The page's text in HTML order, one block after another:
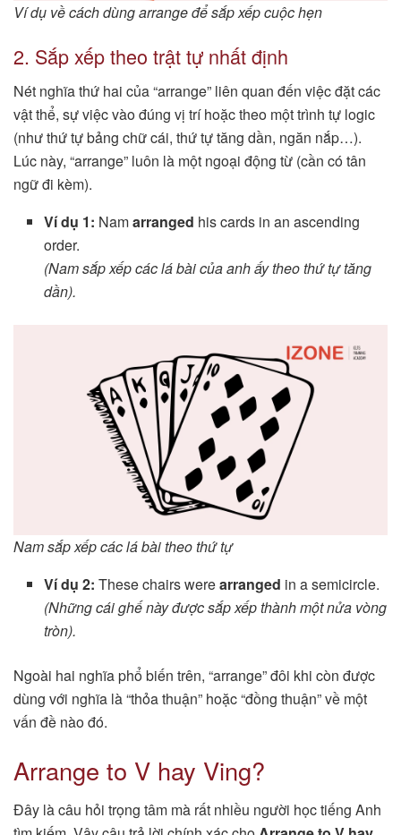
Ví dụ về cách dùng arrange để sắp xếp cuộc hẹn
2. Sắp xếp theo trật tự nhất định
Nét nghĩa thứ hai của “arrange” liên quan đến việc đặt các
vật thể, sự việc vào đúng vị trí hoặc theo một trình tự logic
(như thứ tự bảng chữ cái, thứ tự tăng dần, ngăn nắp…).
Lúc này, “arrange” luôn là một ngoại động từ (cần có tân
ngữ đi kèm).
Ví dụ 1: Namarranged his cards in an ascending
order.
(Nam sắp xếp các lá bài của anh ấy theo thứ tự tăng
dần).
Nam sắp xếp các lá bài theo thứ tự
Ví dụ 2: These chairs werearranged in a semicircle.
(Những cái ghế này được sắp xếp thành một nửa vòng
tròn).
Ngoài hai nghĩa phổ biến trên, “arrange” đôi khi còn được
dùng với nghĩa là “thỏa thuận” hoặc “đồng thuận” về một
vấn đề nào đó.
Arrange to V hay Ving?
Đây là câu hỏi trọng tâm mà rất nhiều người học tiếng Anh